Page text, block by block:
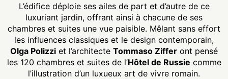
L’édifice déploie ses ailes de part et d’autre de ce
luxuriant jardin, offrant ainsi à chacune de ses
chambres et suites une vue paisible. Mêlant sans effort
les influences classiques et le design contemporain,
Olga Polizzi et l’architecte Tommaso Ziffer ont pensé
les 120 chambres et suites de l’Hôtel de Russie comme
l’illustration d’un luxueux art de vivre romain.